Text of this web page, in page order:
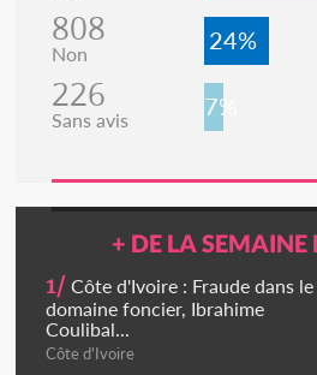
808
Non 24%
226
Sans avis 7%
+ DE LA SEMAINE
1/ Côte d'Ivoire : Fraude dans le
domaine foncier, Ibrahime
Coulibal...
Côte d'Ivoire